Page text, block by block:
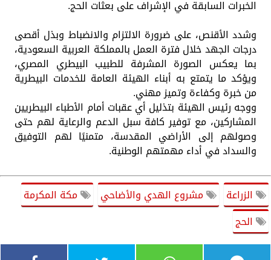
الخبرات السابقة في الإشراف على بعثات الحج.
وشدد الأقنص، على ضرورة الالتزام والانضباط وبذل أقصى
درجات الجهد خلال فترة العمل بالمملكة العربية السعودية،
بما يعكس الصورة المشرفة للطبيب البيطري المصري،
ويؤكد ما يتمتع به أبناء الهيئة العامة للخدمات البيطرية
من خبرة وكفاءة وتميز مهني.
ووجه رئيس الهيئة بتذليل أي عقبات أمام الأطباء البيطريين
المشاركين، مع توفير كافة سبل الدعم والرعاية لهم حتى
وصولهم إلى الأراضي المقدسة، متمنيًا لهم التوفيق
والسداد في أداء مهمتهم الوطنية.
الزراعة مشروع الهدي والأضاحي
مكة المكرمة
الحج